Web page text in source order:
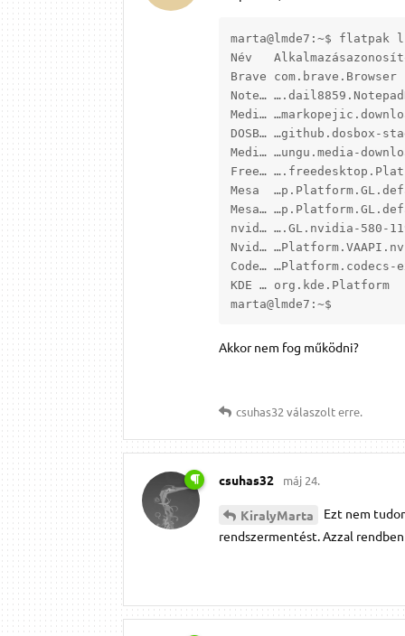
marta@lmde7:~$ flatpak
Név
Brave
Note…
Medi…
DOSB…
Medi… …ungu.media-
Free…
Mesa
Mesa…
nvid… ….GL.nvidia-
Nvid…
Code…
KDE …
marta@lmde7:~$
Akkor nem fog működni?
csuhas32 válaszolt erre.
csuhas32 máj 24.
KiralyMarta
Ezt nem
rendszermentést. Azzal rendben